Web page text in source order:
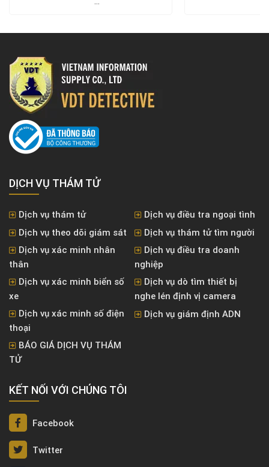
DỊCH VỤ THÁM TỬ
Dịch vụ thám tử
Dịch vụ điều tra ngoại tình
Dịch vụ theo dõi giám sát
Dịch vụ thám tử tìm người
Dịch vụ xác minh nhân
thân
Dịch vụ điều tra doanh
nghiệp
Dịch vụ xác minh biển số
xe
Dịch vụ dò tìm thiết bị
nghe lén định vị camera
Dịch vụ xác minh số điện
thoại
Dịch vụ giám định ADN
BÁO GIÁ DỊCH VỤ THÁM
TỬ
KẾT NỐI VỚI CHÚNG TÔI
Facebook
Twitter